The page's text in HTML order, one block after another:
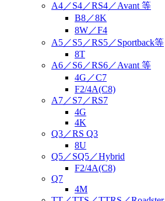
A4／S4／RS4／Avant 等
B8／8K
8W／F4
A5／S5／RS5／Sportback等
8T
A6／S6／RS6／Avant 等
4G／C7
F2/4A(C8)
A7／S7／RS7
4G
4K
Q3／RS Q3
8U
Q5／SQ5／Hybrid
F2/4A(C8)
Q7
4M